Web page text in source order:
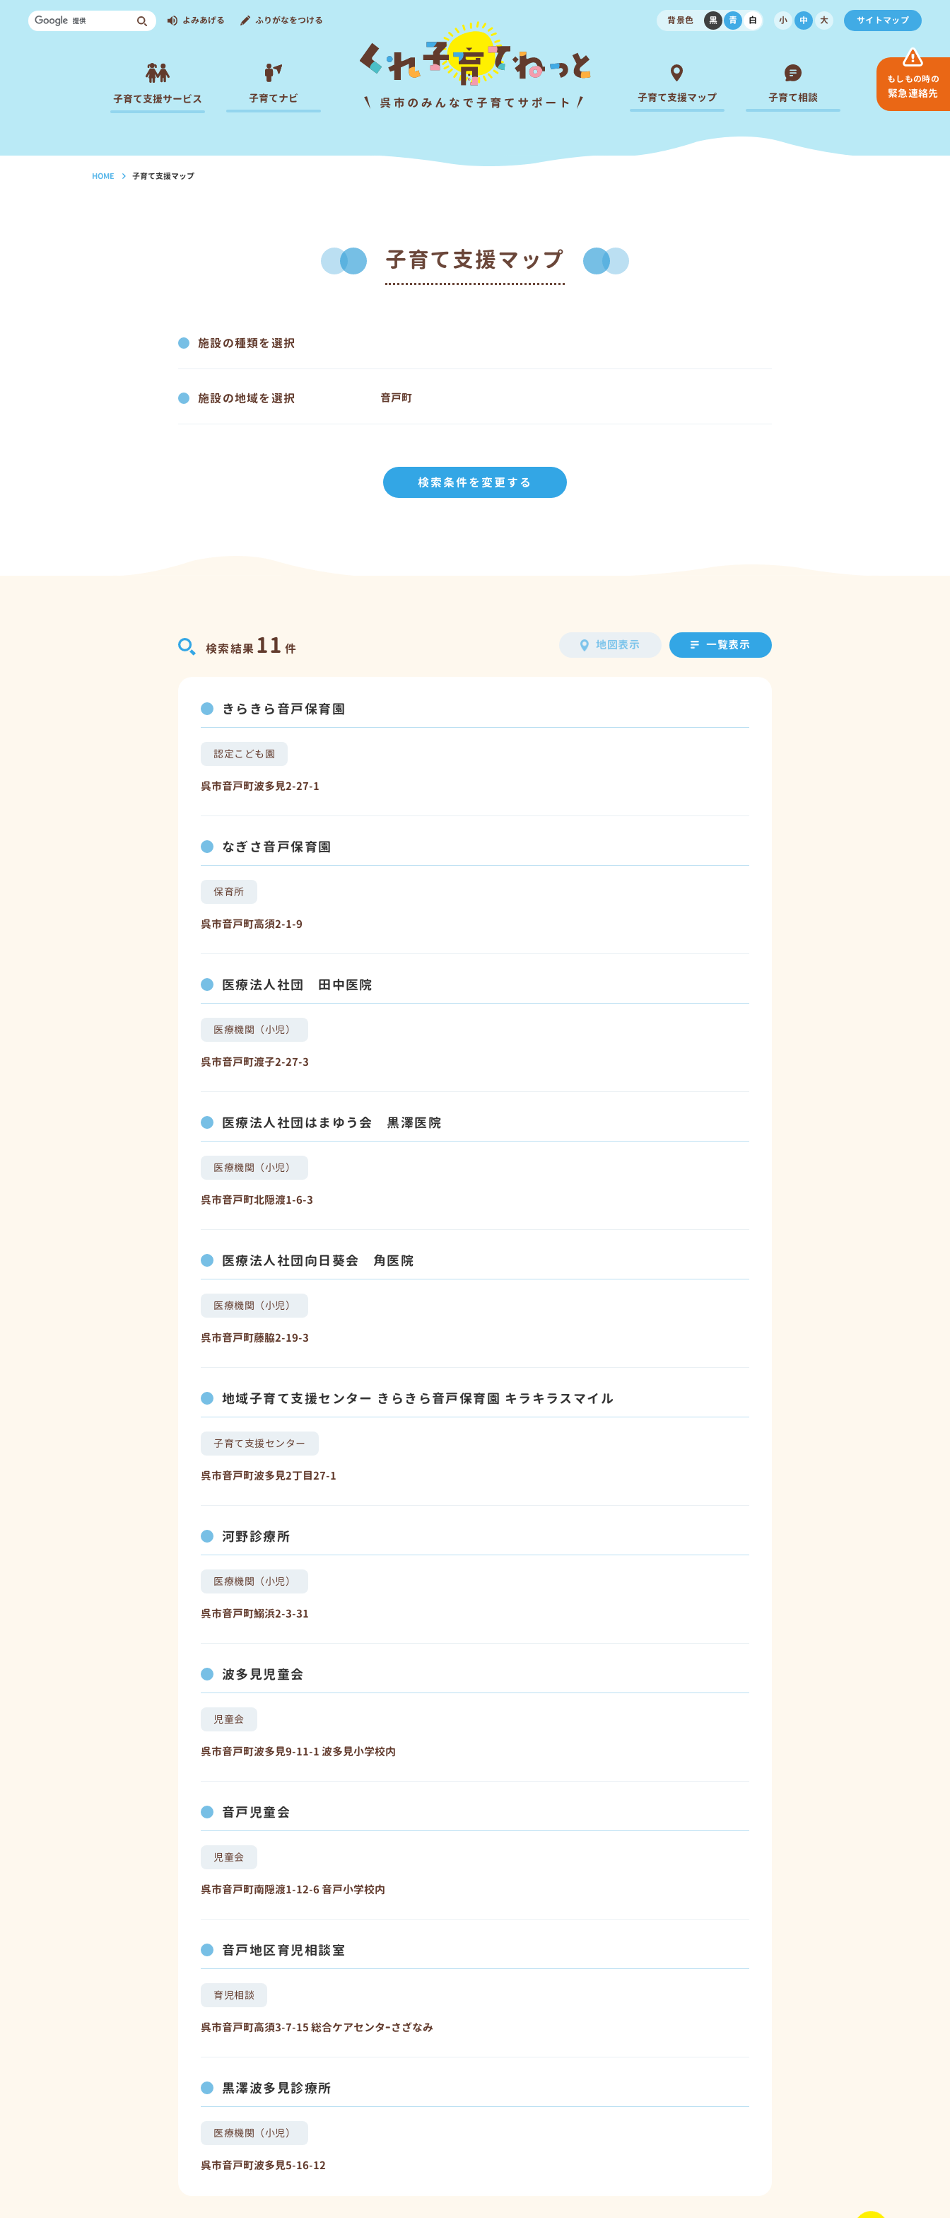
よみあげる ふりがなをつける 背景色 黒 青 白 小 中 大 サイトマップ
子育て支援サービス 子育てナビ 子育て支援マップ 子育て相談
もしもの時の
緊急連絡先
HOME 子育て支援マップ
子育て支援マップ
施設の種類を選択
施設の地域を選択 音戸町
検索条件を変更する
検索結果 11 件 地図表示 一覧表示
きらきら音戸保育園
認定こども園
呉市音戸町波多見2-27-1
なぎさ音戸保育園
保育所
呉市音戸町高須2-1-9
医療法人社団 田中医院
医療機関（小児）
呉市音戸町渡子2-27-3
医療法人社団はまゆう会 黒澤医院
医療機関（小児）
呉市音戸町北隠渡1-6-3
医療法人社団向日葵会 角医院
医療機関（小児）
呉市音戸町藤脇2-19-3
地域子育て支援センター きらきら音戸保育園 キラキラスマイル
子育て支援センター
呉市音戸町波多見2丁目27-1
河野診療所
医療機関（小児）
呉市音戸町鰯浜2-3-31
波多見児童会
児童会
呉市音戸町波多見9-11-1 波多見小学校内
音戸児童会
児童会
呉市音戸町南隠渡1-12-6 音戸小学校内
音戸地区育児相談室
育児相談
呉市音戸町高須3-7-15 総合ケアセンタｰさざなみ
黒澤波多見診療所
医療機関（小児）
呉市音戸町波多見5-16-12